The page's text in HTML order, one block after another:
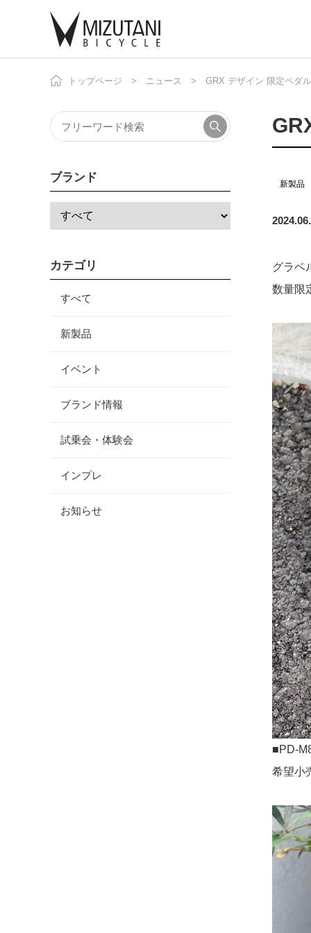
自
トップページ ニュース GRX デザイン 限定ペダ
新製品
グラベ
数量限
■PD-
希望小
ブランド
カテゴリ
すべて
新製品
イベント
ブランド情報
試乗会・体験会
インプレ
お知らせ